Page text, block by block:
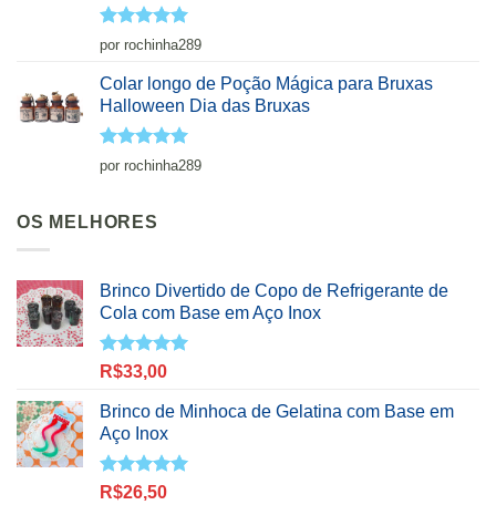
Avaliação5
de 5
por rochinha289
Colar longo de Poção Mágica para Bruxas
Halloween Dia das Bruxas
Avaliação5
de 5
por rochinha289
OS MELHORES
Brinco Divertido de Copo de Refrigerante de
Cola com Base em Aço Inox
Avaliação
R$33,00
Brinco de Minhoca de Gelatina com Base em
Aço Inox
Avaliação
R$26,50